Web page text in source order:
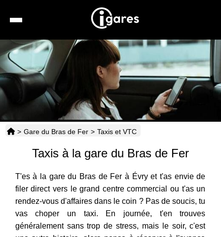
Recherche
Location de voiture
Hôtels
Taxis
> Gare du Bras de Fer > Taxis et VTC
Taxis à la gare du Bras de Fer
T'es à la gare du Bras de Fer à Évry et t'as envie de
filer direct vers le grand centre commercial ou t'as un
rendez-vous d'affaires dans le coin ? Pas de soucis, tu
vas choper un taxi. En journée, t'en trouves
généralement sans trop de stress, mais le soir, c'est